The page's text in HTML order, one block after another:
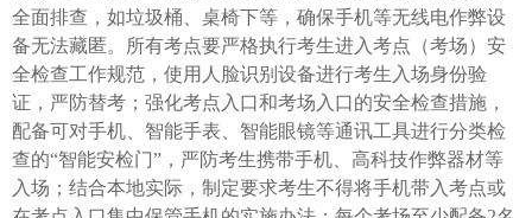
全面排查，如垃圾桶、桌椅下等，确保手机等无线电作弊设
备无法藏匿。所有考点要严格执行考生进入考点（考场）安
全检查工作规范，使用人脸识别设备进行考生入场身份验
证，严防替考；强化考点入口和考场入口的安全检查措施，
配备可对手机、智能手表、智能眼镜等通讯工具进行分类检
查的“智能安检门”，严防考生携带手机、高科技作弊器材等
入场；结合本地实际，制定要求考生不得将手机带入考点或